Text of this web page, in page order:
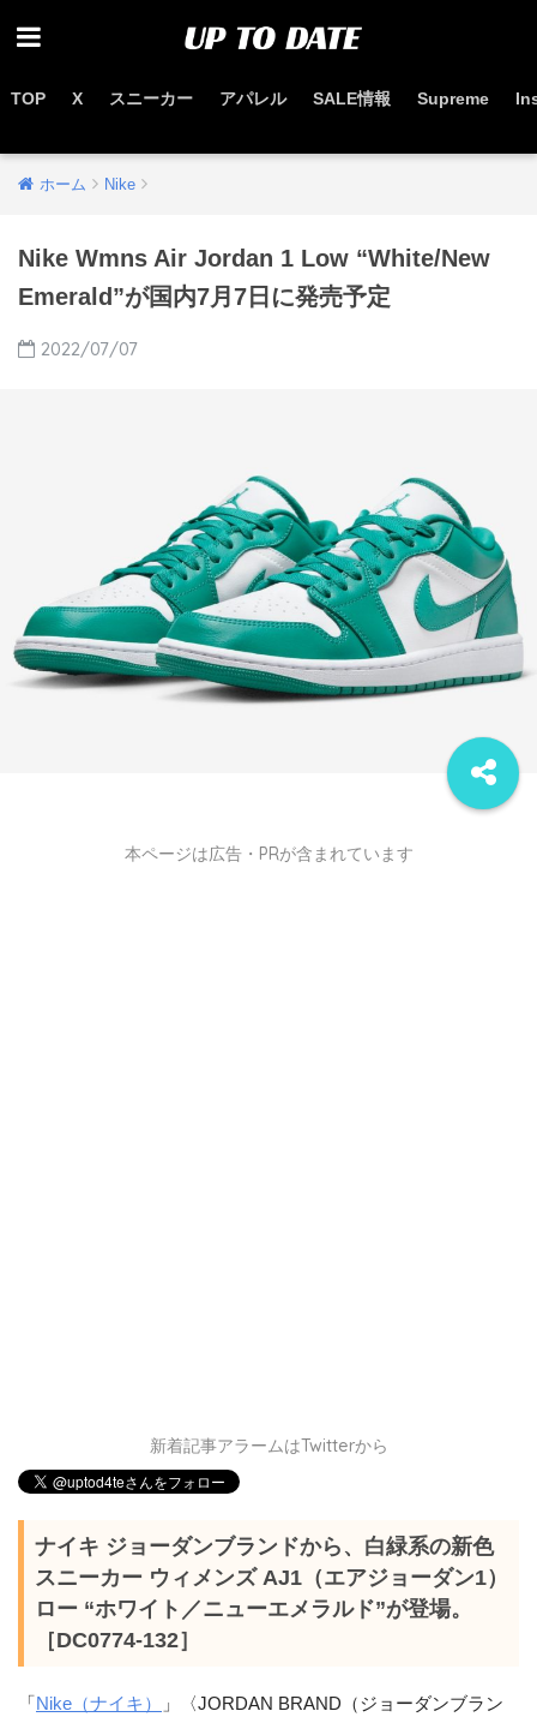
TOP X スニーカー アパレル SALE情報 Supreme
ホーム Nike
Nike Wmns Air Jordan 1 Low “White/New
Emerald”が国内7月7日に発売予定
2022/07/07
本ページは広告・PRが含まれています
新着記事アラームはTwitterから
ナイキ ジョーダンブランドから、白緑系の新色
スニーカー ウィメンズ AJ1（エアジョーダン1）
ロー “ホワイト／ニューエメラルド”が登場。
［DC0774-132］
「 Nike（ナイキ）
」〈JORDAN BRAND（ジョーダンブラン